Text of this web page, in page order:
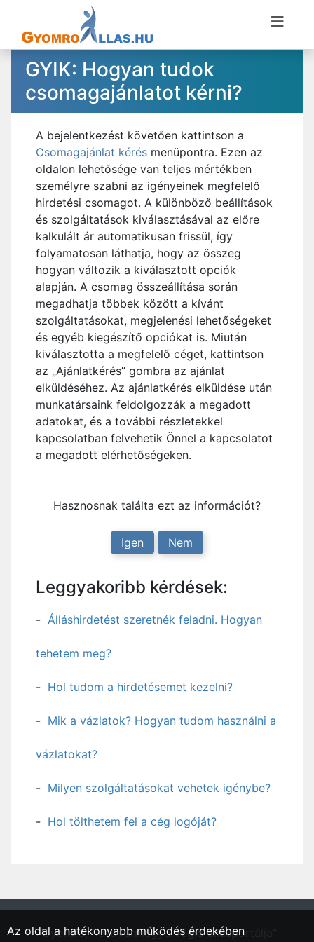
GYIK: Hogyan tudok
csomagajánlatot kérni?
A bejelentkezést követően kattintson a
Csomagajánlat kérés menüpontra. Ezen az
oldalon lehetősége van teljes mértékben
személyre szabni az igényeinek megfelelő
hirdetési csomagot. A különböző beállítások
és szolgáltatások kiválasztásával az előre
kalkulált ár automatikusan frissül, így
folyamatosan láthatja, hogy az összeg
hogyan változik a kiválasztott opciók
alapján. A csomag összeállítása során
megadhatja többek között a kívánt
szolgáltatásokat, megjelenési lehetőségeket
és egyéb kiegészítő opciókat is. Miután
kiválasztotta a megfelelő céget, kattintson
az „Ajánlatkérés” gombra az ajánlat
elküldéséhez. Az ajánlatkérés elküldése után
munkatársaink feldolgozzák a megadott
adatokat, és a további részletekkel
kapcsolatban felvehetik Önnel a kapcsolatot
a megadott elérhetőségeken.
Hasznosnak találta ezt az információt?
Igen Nem
Leggyakoribb kérdések:
Álláshirdetést szeretnék feladni. Hogyan
tehetem meg?
Hol tudom a hirdetésemet kezelni?
Mik a vázlatok? Hogyan tudom használni a
vázlatokat?
Milyen szolgáltatásokat vehetek igénybe?
Hol tölthetem fel a cég logóját?
"Gyomrő, Pest vármegyei régió állásportálja"
Az oldal a hatékonyabb működés érdekében